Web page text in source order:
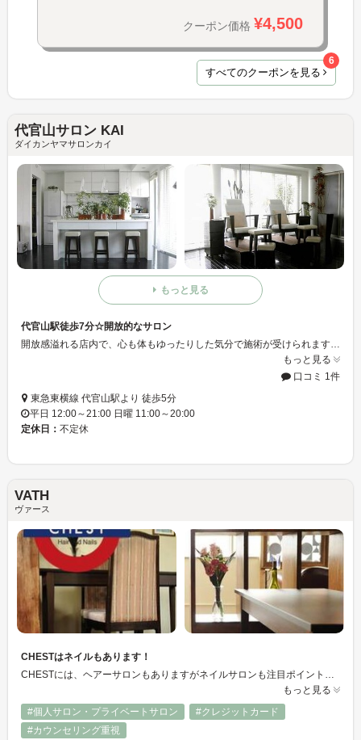
クーポン価格 ¥4,500
すべてのクーポンを見る
6
代官山サロン KAI
ダイカンヤマサロンカイ
もっと見る
代官山駅徒歩7分☆開放的なサロン
もっと見る
口コミ 1件
東急東横線 代官山駅より 徒歩5分
平日 12:00～21:00 日曜 11:00～20:00
定休日： 不定休
VATH
ヴァース
CHESTはネイルもあります！
CHESTには、ヘアーサロンもありますがネイルサロンも注目ポイントです♪丁寧なカウンセリングを元に、ベテランのネイリストさんが手・足をオシャレにしてくれます☆また、只今キャンペーン実施中です！
もっと見る
#個人サロン・プライベートサロン
#クレジットカード
#カウンセリング重視